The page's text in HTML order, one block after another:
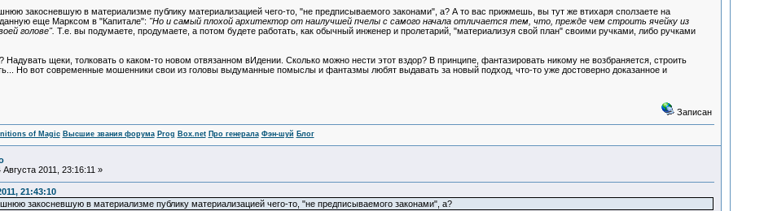
закосневшую в материализме публику материализацией чего-то, "не предписываемого законами", а? А то вас прижмешь, вы тут же втихаря сползаете на
еще Марксом в "Капитале": "Но и самый плохой архитектор от наилучшей пчелы с самого начала отличается тем, что, прежде чем строить ячейку из
голове". Т.е. вы подумаете, продумаете, а потом будете работать, как обычный инженер и пролетарий, "материализуя свой план" своими ручками, либо ручками
Надувать щеки, толковать о каком-то новом отвязанном вИдении. Сколько можно нести этот вздор? В принципе, фантазировать никому не возбраняется, строить
Но вот современные мошенники свои из головы выдуманные помыслы и фантазмы любят выдавать за новый подход, что-то уже достоверно доказанное и
Записан
of Magic Высшие звания форума Prog Box.net Про генерала Фэн-шуй Блог
Августа 2011, 23:16:11 »
21:43:10
закосневшую в материализме публику материализацией чего-то, "не предписываемого законами", а?